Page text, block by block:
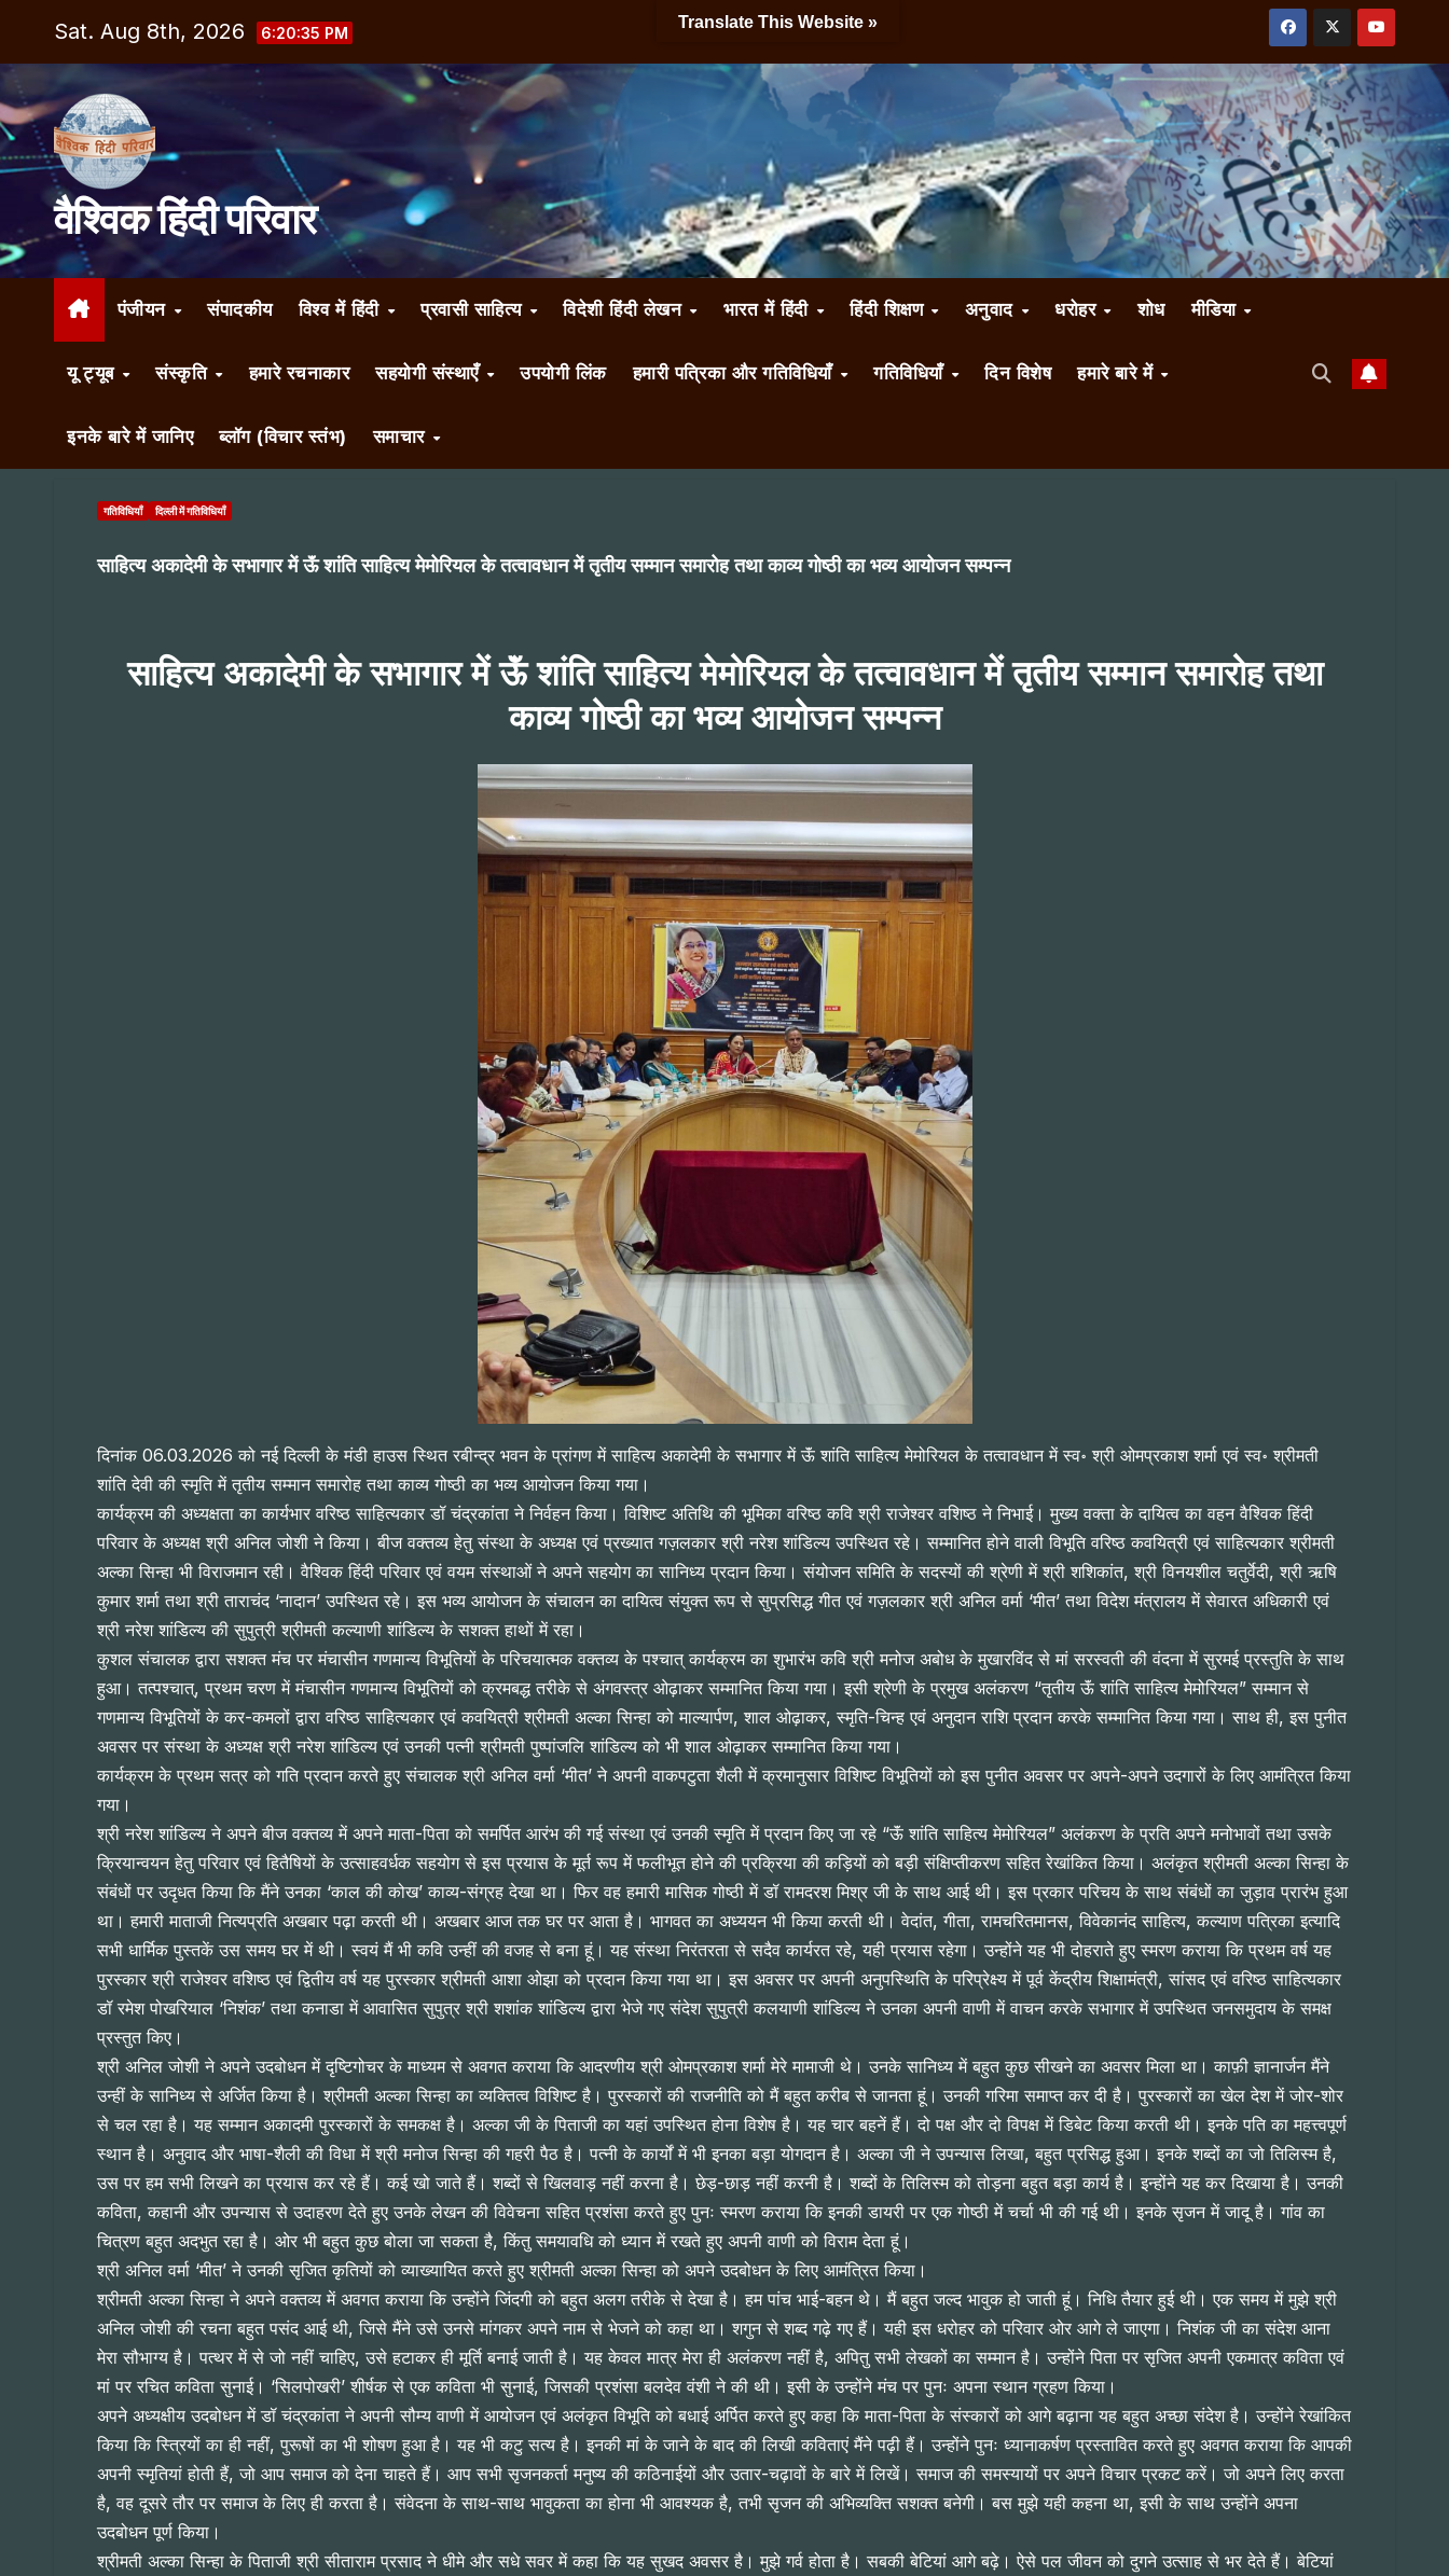
content
Sat. Aug 8th, 2026 6:20:36 PM
वैश्विक हिंदी परिवार
पंजीयन संपादकीय विश्व में हिंदी प्रवासी साहित्य विदेशी हिंदी लेखन भारत में हिंदी हिंदी शिक्षण अनुवाद धरोहर शोध मीडिया
यू ट्यूब संस्कृति हमारे रचनाकार सहयोगी संस्थाएँ उपयोगी लिंक हमारी पत्रिका और गतिविधियाँ गतिविधियाँ दिन विशेष हमारे बारे में
इनके बारे में जानिए ब्लॉग (विचार स्तंभ) समाचार
गतिविधियाँ दिल्ली में गतिविधियाँ
साहित्य अकादेमी के सभागार में ऊॅं शांति साहित्य मेमोरियल के तत्वावधान में तृतीय सम्मान समारोह तथा काव्य गोष्ठी का भव्य आयोजन सम्पन्न
साहित्य अकादेमी के सभागार में ऊॅं शांति साहित्य मेमोरियल के तत्वावधान में तृतीय सम्मान समारोह तथा
काव्य गोष्ठी का भव्य आयोजन सम्पन्न
दिनांक 06.03.2026 को नई दिल्ली के मंडी हाउस स्थित रबीन्द्र भवन के प्रांगण में साहित्य अकादेमी के सभागार में ऊॅं शांति साहित्य मेमोरियल के तत्वावधान में स्व॰ श्री ओमप्रकाश शर्मा एवं स्व॰ श्रीमती
शांति देवी की स्मृति में तृतीय सम्मान समारोह तथा काव्य गोष्ठी का भव्य आयोजन किया गया।
कार्यक्रम की अध्यक्षता का कार्यभार वरिष्ठ साहित्यकार डॉ चंद्रकांता ने निर्वहन किया। विशिष्ट अतिथि की भूमिका वरिष्ठ कवि श्री राजेश्वर वशिष्ठ ने निभाई। मुख्य वक्ता के दायित्व का वहन वैश्विक हिंदी
परिवार के अध्यक्ष श्री अनिल जोशी ने किया। बीज वक्तव्य हेतु संस्था के अध्यक्ष एवं प्रख्यात गज़लकार श्री नरेश शांडिल्य उपस्थित रहे। सम्मानित होने वाली विभूति वरिष्ठ कवयित्री एवं साहित्यकार श्रीमती
अल्का सिन्हा भी विराजमान रही। वैश्विक हिंदी परिवार एवं वयम संस्थाओं ने अपने सहयोग का सानिध्य प्रदान किया। संयोजन समिति के सदस्यों की श्रेणी में श्री शशिकांत, श्री विनयशील चतुर्वेदी, श्री ऋषि
कुमार शर्मा तथा श्री ताराचंद ‘नादान’ उपस्थित रहे। इस भव्य आयोजन के संचालन का दायित्व संयुक्त रूप से सुप्रसिद्ध गीत एवं गज़लकार श्री अनिल वर्मा ‘मीत’ तथा विदेश मंत्रालय में सेवारत अधिकारी एवं
श्री नरेश शांडिल्य की सुपुत्री श्रीमती कल्याणी शांडिल्य के सशक्त हाथों में रहा।
कुशल संचालक द्वारा सशक्त मंच पर मंचासीन गणमान्य विभूतियों के परिचयात्मक वक्तव्य के पश्चात् कार्यक्रम का शुभारंभ कवि श्री मनोज अबोध के मुखारविंद से मां सरस्वती की वंदना में सुरमई प्रस्तुति के साथ
हुआ। तत्पश्चात्, प्रथम चरण में मंचासीन गणमान्य विभूतियों को क्रमबद्ध तरीके से अंगवस्त्र ओढ़ाकर सम्मानित किया गया। इसी श्रेणी के प्रमुख अलंकरण “तृतीय ऊॅं शांति साहित्य मेमोरियल” सम्मान से
गणमान्य विभूतियों के कर-कमलों द्वारा वरिष्ठ साहित्यकार एवं कवयित्री श्रीमती अल्का सिन्हा को माल्यार्पण, शाल ओढ़ाकर, स्मृति-चिन्ह एवं अनुदान राशि प्रदान करके सम्मानित किया गया। साथ ही, इस पुनीत
अवसर पर संस्था के अध्यक्ष श्री नरेश शांडिल्य एवं उनकी पत्नी श्रीमती पुष्पांजलि शांडिल्य को भी शाल ओढ़ाकर सम्मानित किया गया।
कार्यक्रम के प्रथम सत्र को गति प्रदान करते हुए संचालक श्री अनिल वर्मा ‘मीत’ ने अपनी वाकपटुता शैली में क्रमानुसार विशिष्ट विभूतियों को इस पुनीत अवसर पर अपने-अपने उदगारों के लिए आमंत्रित किया
गया।
श्री नरेश शांडिल्य ने अपने बीज वक्तव्य में अपने माता-पिता को समर्पित आरंभ की गई संस्था एवं उनकी स्मृति में प्रदान किए जा रहे “ऊॅं शांति साहित्य मेमोरियल” अलंकरण के प्रति अपने मनोभावों तथा उसके
क्रियान्वयन हेतु परिवार एवं हितैषियों के उत्साहवर्धक सहयोग से इस प्रयास के मूर्त रूप में फलीभूत होने की प्रक्रिया की कड़ियों को बड़ी संक्षिप्तीकरण सहित रेखांकित किया। अलंकृत श्रीमती अल्का सिन्हा के
संबंधों पर उदृधत किया कि मैंने उनका ‘काल की कोख’ काव्य-संग्रह देखा था। फिर वह हमारी मासिक गोष्ठी में डॉ रामदरश मिश्र जी के साथ आई थी। इस प्रकार परिचय के साथ संबंधों का जुड़ाव प्रारंभ हुआ
था। हमारी माताजी नित्यप्रति अखबार पढ़ा करती थी। अखबार आज तक घर पर आता है। भागवत का अध्ययन भी किया करती थी। वेदांत, गीता, रामचरितमानस, विवेकानंद साहित्य, कल्याण पत्रिका इत्यादि
सभी धार्मिक पुस्तकें उस समय घर में थी। स्वयं मैं भी कवि उन्हीं की वजह से बना हूं। यह संस्था निरंतरता से सदैव कार्यरत रहे, यही प्रयास रहेगा। उन्होंने यह भी दोहराते हुए स्मरण कराया कि प्रथम वर्ष यह
पुरस्कार श्री राजेश्वर वशिष्ठ एवं द्वितीय वर्ष यह पुरस्कार श्रीमती आशा ओझा को प्रदान किया गया था। इस अवसर पर अपनी अनुपस्थिति के परिप्रेक्ष्य में पूर्व केंद्रीय शिक्षामंत्री, सांसद एवं वरिष्ठ साहित्यकार
डॉ रमेश पोखरियाल ‘निशंक’ तथा कनाडा में आवासित सुपुत्र श्री शशांक शांडिल्य द्वारा भेजे गए संदेश सुपुत्री कलयाणी शांडिल्य ने उनका अपनी वाणी में वाचन करके सभागार में उपस्थित जनसमुदाय के समक्ष
प्रस्तुत किए।
श्री अनिल जोशी ने अपने उदबोधन में दृष्टिगोचर के माध्यम से अवगत कराया कि आदरणीय श्री ओमप्रकाश शर्मा मेरे मामाजी थे। उनके सानिध्य में बहुत कुछ सीखने का अवसर मिला था। काफ़ी ज्ञानार्जन मैंने
उन्हीं के सानिध्य से अर्जित किया है। श्रीमती अल्का सिन्हा का व्यक्तित्व विशिष्ट है। पुरस्कारों की राजनीति को मैं बहुत करीब से जानता हूं। उनकी गरिमा समाप्त कर दी है। पुरस्कारों का खेल देश में जोर-शोर
से चल रहा है। यह सम्मान अकादमी पुरस्कारों के समकक्ष है। अल्का जी के पिताजी का यहां उपस्थित होना विशेष है। यह चार बहनें हैं। दो पक्ष और दो विपक्ष में डिबेट किया करती थी। इनके पति का महत्त्वपूर्ण
स्थान है। अनुवाद और भाषा-शैली की विधा में श्री मनोज सिन्हा की गहरी पैठ है। पत्नी के कार्यों में भी इनका बड़ा योगदान है। अल्का जी ने उपन्यास लिखा, बहुत प्रसिद्ध हुआ। इनके शब्दों का जो तिलिस्म है,
उस पर हम सभी लिखने का प्रयास कर रहे हैं। कई खो जाते हैं। शब्दों से खिलवाड़ नहीं करना है। छेड़-छाड़ नहीं करनी है। शब्दों के तिलिस्म को तोड़ना बहुत बड़ा कार्य है। इन्होंने यह कर दिखाया है। उनकी
कविता, कहानी और उपन्यास से उदाहरण देते हुए उनके लेखन की विवेचना सहित प्रशंसा करते हुए पुनः स्मरण कराया कि इनकी डायरी पर एक गोष्ठी में चर्चा भी की गई थी। इनके सृजन में जादू है। गांव का
चित्रण बहुत अदभुत रहा है। ओर भी बहुत कुछ बोला जा सकता है, किंतु समयावधि को ध्यान में रखते हुए अपनी वाणी को विराम देता हूं।
श्री अनिल वर्मा ‘मीत’ ने उनकी सृजित कृतियों को व्याख्यायित करते हुए श्रीमती अल्का सिन्हा को अपने उदबोधन के लिए आमंत्रित किया।
श्रीमती अल्का सिन्हा ने अपने वक्तव्य में अवगत कराया कि उन्होंने जिंदगी को बहुत अलग तरीके से देखा है। हम पांच भाई-बहन थे। मैं बहुत जल्द भावुक हो जाती हूं। निधि तैयार हुई थी। एक समय में मुझे श्री
अनिल जोशी की रचना बहुत पसंद आई थी, जिसे मैंने उसे उनसे मांगकर अपने नाम से भेजने को कहा था। शगुन से शब्द गढ़े गए हैं। यही इस धरोहर को परिवार ओर आगे ले जाएगा। निशंक जी का संदेश आना
मेरा सौभाग्य है। पत्थर में से जो नहीं चाहिए, उसे हटाकर ही मूर्ति बनाई जाती है। यह केवल मात्र मेरा ही अलंकरण नहीं है, अपितु सभी लेखकों का सम्मान है। उन्होंने पिता पर सृजित अपनी एकमात्र कविता एवं
मां पर रचित कविता सुनाई। ‘सिलपोखरी’ शीर्षक से एक कविता भी सुनाई, जिसकी प्रशंसा बलदेव वंशी ने की थी। इसी के उन्होंने मंच पर पुनः अपना स्थान ग्रहण किया।
अपने अध्यक्षीय उदबोधन में डॉ चंद्रकांता ने अपनी सौम्य वाणी में आयोजन एवं अलंकृत विभूति को बधाई अर्पित करते हुए कहा कि माता-पिता के संस्कारों को आगे बढ़ाना यह बहुत अच्छा संदेश है। उन्होंने रेखांकित
किया कि स्त्रियों का ही नहीं, पुरूषों का भी शोषण हुआ है। यह भी कटु सत्य है। इनकी मां के जाने के बाद की लिखी कविताएं मैंने पढ़ी हैं। उन्होंने पुनः ध्यानाकर्षण प्रस्तावित करते हुए अवगत कराया कि आपकी
अपनी स्मृतियां होती हैं, जो आप समाज को देना चाहते हैं। आप सभी सृजनकर्ता मनुष्य की कठिनाईयों और उतार-चढ़ावों के बारे में लिखें। समाज की समस्यायों पर अपने विचार प्रकट करें। जो अपने लिए करता
है, वह दूसरे तौर पर समाज के लिए ही करता है। संवेदना के साथ-साथ भावुकता का होना भी आवश्यक है, तभी सृजन की अभिव्यक्ति सशक्त बनेगी। बस मुझे यही कहना था, इसी के साथ उन्होंने अपना
उदबोधन पूर्ण किया।
श्रीमती अल्का सिन्हा के पिताजी श्री सीताराम प्रसाद ने धीमे और सधे सवर में कहा कि यह सुखद अवसर है। मुझे गर्व होता है। सबकी बेटियां आगे बढ़े। ऐसे पल जीवन को दुगने उत्साह से भर देते हैं। बेटियां
Translate This Website »